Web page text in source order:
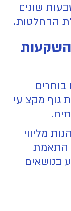
שונים
ההחלטות.
גוף מקצועי
מליווי
התאמת
בנושאים